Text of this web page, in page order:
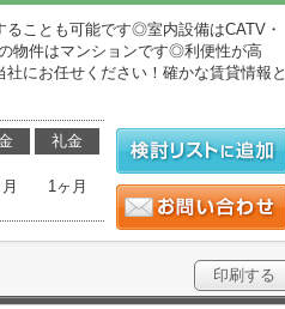
ことも可能です◎室内設備はCATV・
物件はマンションです◎利便性が高
にお任せください！確かな賃貸情報と
礼金
1ヶ月
印刷する